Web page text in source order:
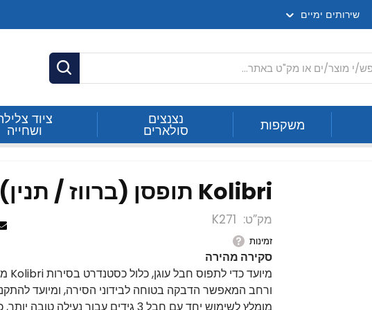
שירותים ימיים
חפש
משקפות נצנצים
סולארים
ציוד
ושחייה
Kolibri תופסן (ברווז / תנין) לחבל עוגן
מק”ט K271
זמינות
סקירה מהירה
ורחב המאפשר הדבקה בטוחה לבידוני הסירה, ומיועד